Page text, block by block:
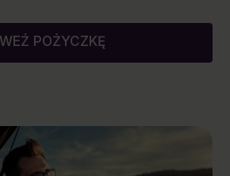
WEŹ POŻYCZKĘ